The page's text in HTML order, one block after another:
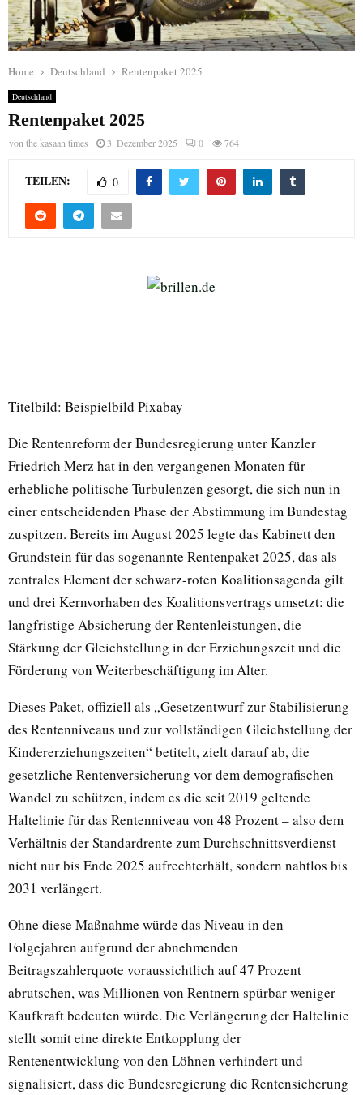
Home Deutschland Rentenpaket 2025
Deutschland
Rentenpaket 2025
vonthe kasaan times 3. Dezember 2025 0 764
TEILEN: 0
Titelbild: Beispielbild Pixabay
Die Rentenreform der Bundesregierung unter Kanzler
Friedrich Merz hat in den vergangenen Monaten für
erhebliche politische Turbulenzen gesorgt, die sich nun in
einer entscheidenden Phase der Abstimmung im Bundestag
zuspitzen. Bereits im August 2025 legte das Kabinett den
Grundstein für das sogenannte Rentenpaket 2025, das als
zentrales Element der schwarz-roten Koalitionsagenda gilt
und drei Kernvorhaben des Koalitionsvertrags umsetzt: die
langfristige Absicherung der Rentenleistungen, die
Stärkung der Gleichstellung in der Erziehungszeit und die
Förderung von Weiterbeschäftigung im Alter.
Dieses Paket, offiziell als „Gesetzentwurf zur Stabilisierung
des Rentenniveaus und zur vollständigen Gleichstellung der
Kindererziehungszeiten“ betitelt, zielt darauf ab, die
gesetzliche Rentenversicherung vor dem demografischen
Wandel zu schützen, indem es die seit 2019 geltende
Haltelinie für das Rentenniveau von 48 Prozent – also dem
Verhältnis der Standardrente zum Durchschnittsverdienst –
nicht nur bis Ende 2025 aufrechterhält, sondern nahtlos bis
2031 verlängert.
Ohne diese Maßnahme würde das Niveau in den
Folgejahren aufgrund der abnehmenden
Beitragszahlerquote voraussichtlich auf 47 Prozent
abrutschen, was Millionen von Rentnern spürbar weniger
Kaufkraft bedeuten würde. Die Verlängerung der Haltelinie
stellt somit eine direkte Entkopplung der
Rentenentwicklung von den Löhnen verhindert und
signalisiert, dass die Bundesregierung die Rentensicherung